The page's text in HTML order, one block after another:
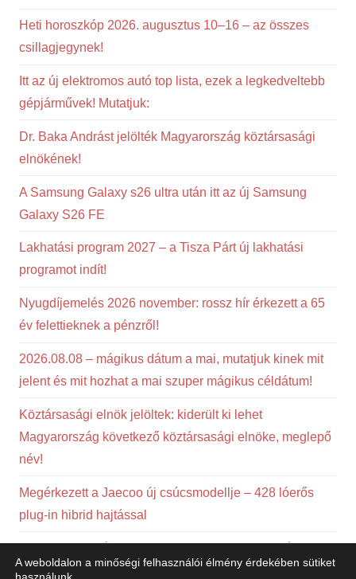
Heti horoszkóp 2026. augusztus 10–16 – az összes
csillagjegynek!
Itt az új elektromos autó top lista, ezek a legkedveltebb
gépjárművek! Mutatjuk:
Dr. Baka Andrást jelölték Magyarország köztársasági
elnökének!
A Samsung Galaxy s26 ultra után itt az új Samsung
Galaxy S26 FE
Lakhatási program 2027 – a Tisza Párt új lakhatási
programot indít!
Nyugdíjemelés 2026 november: rossz hír érkezett a 65
év felettieknek a pénzről!
2026.08.08 – mágikus dátum a mai, mutatjuk kinek mit
jelent és mit hozhat a mai szuper mágikus céldátum!
Köztársasági elnök jelöltek: kiderült ki lehet
Magyarország következő köztársasági elnöke, meglepő
név!
Megérkezett a Jaecoo új csúcsmodellje – 428 lóerős
plug-in hibrid hajtással
CSED, GYED és GYES mellett erre a kedvezményre is
jogosult lehetsz
A weboldalon a minőségi felhasználói élmény érdekében sütiket